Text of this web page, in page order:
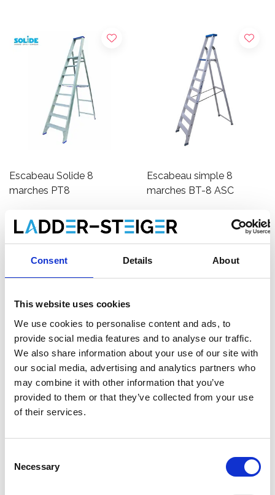
Consent Details About
This website uses cookies
We use cookies to personalise content and ads, to
provide social media features and to analyse our traffic.
We also share information about your use of our site with
our social media, advertising and analytics partners who
may combine it with other information that you’ve
provided to them or that they’ve collected from your use
of their services.
Selection
Necessary
Escabeau Solide 8
marches PT8
€406,00 €488,26 HT
Afficher le produit
Escabeau simple 8
marches BT-8 ASC
€300,00 €328,49 HT
Afficher le produit
Little Giant Safety Cage
marches
Escabeau 8 marches